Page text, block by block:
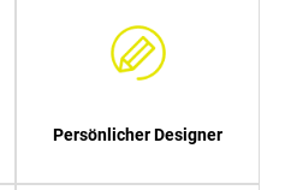
Persönlicher Designer